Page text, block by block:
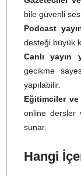
ya da mobil
uygulama
(gain)
(mono/
Kimler
YouTube
için birebir.